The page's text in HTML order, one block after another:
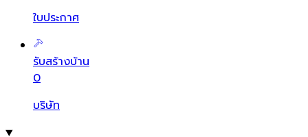
ใบประกาศ
รับสร้างบ้าน
0
บริษัท